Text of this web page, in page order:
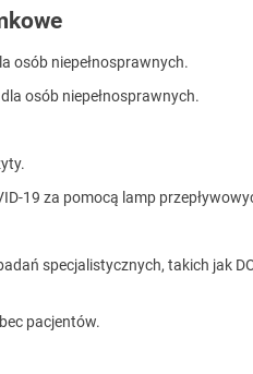
osób niepełnosprawnych.
osób niepełnosprawnych.
19 za pomocą lamp
specjalistycznych, takich jak
pacjentów.